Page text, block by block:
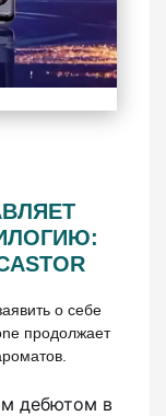
о себе
продолжает
дебютом в